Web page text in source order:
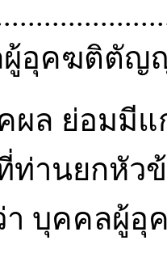
อุคฆติตัญ
ผล ย่อมมี
ท่านยกหัว
า บุคคลผู้